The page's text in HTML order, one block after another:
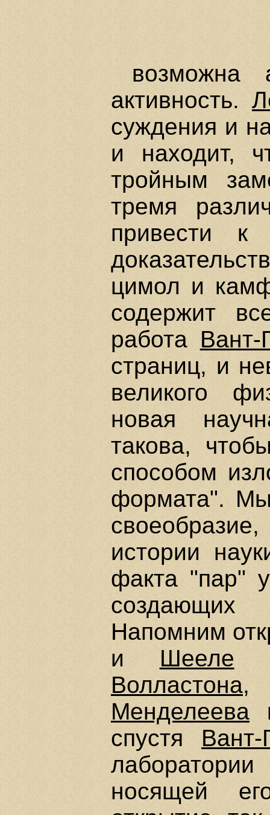
возможна
активность.
суждения и
и находит,
тройным
тремя
привести
цимол и
содержит
работа
страниц, и
великого
новая
такова,
способом
формата".
истории
факта "пар"
Напомним
и Шееле
Волластона
Менделеева
спустя
лаборатории
носящей